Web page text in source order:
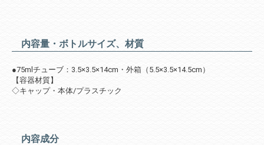
内容量・ボトルサイズ、材質
●75mlチューブ：3.5×3.5×14cm・外箱（5.5×3.5×14.5cm）
【容器材質】
◇キャップ・本体/プラスチック
内容成分